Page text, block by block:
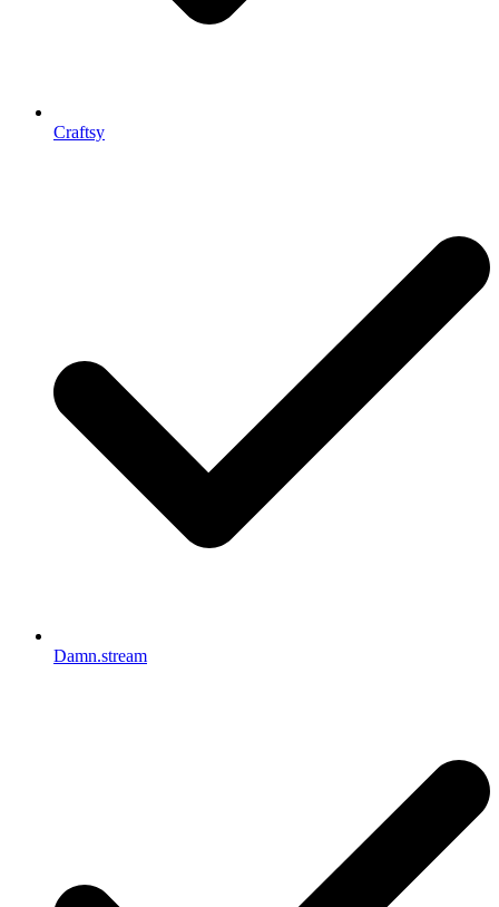
Craftsy
Damn.stream